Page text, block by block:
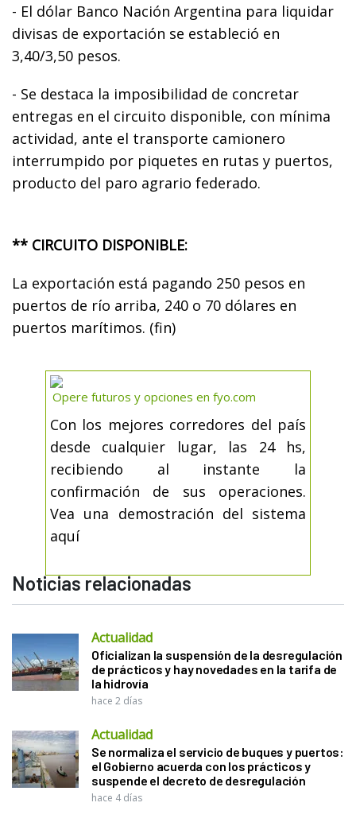
- El dólar Banco Nación Argentina para liquidar
divisas de exportación se estableció en
3,40/3,50 pesos.
- Se destaca la imposibilidad de concretar
entregas en el circuito disponible, con mínima
actividad, ante el transporte camionero
interrumpido por piquetes en rutas y puertos,
producto del paro agrario federado.
** CIRCUITO DISPONIBLE:
La exportación está pagando 250 pesos en
puertos de río arriba, 240 o 70 dólares en
puertos marítimos. (fin)
Opere futuros y opciones en fyo.com
Con los mejores corredores del país
desde cualquier lugar, las 24 hs,
recibiendo al instante la
confirmación de sus operaciones.
Vea una demostración del sistema
aquí
Noticias relacionadas
Actualidad
Oficializan la suspensión de la desregulación
de prácticos y hay novedades en la tarifa de
la hidrovía
hace 2 días
Actualidad
Se normaliza el servicio de buques y puertos:
el Gobierno acuerda con los prácticos y
suspende el decreto de desregulación
hace 4 días